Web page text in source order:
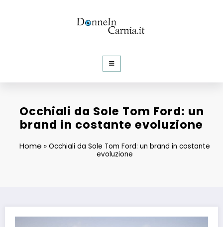
Occhiali da Sole Tom Ford: un
brand in costante evoluzione
Home »Occhiali da Sole Tom Ford: un brand in costante
evoluzione